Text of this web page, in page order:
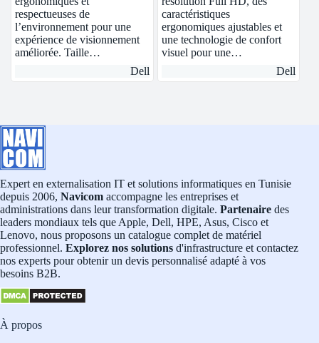
respectueuses de
l’environnement pour une
expérience de visionnement
améliorée. Taille…
Dell
caractéristiques
ergonomiques ajustables et
une technologie de confort
visuel pour une…
Dell
Expert en externalisation IT et solutions informatiques en Tunisie
depuis 2006, Navicom accompagne les entreprises et
administrations dans leur transformation digitale. Partenaire des
leaders mondiaux tels que Apple, Dell, HPE, Asus, Cisco et
Lenovo, nous proposons un catalogue complet de matériel
professionnel. Explorez nos solutions d'infrastructure et contactez
nos experts pour obtenir un devis personnalisé adapté à vos
besoins B2B.
À propos